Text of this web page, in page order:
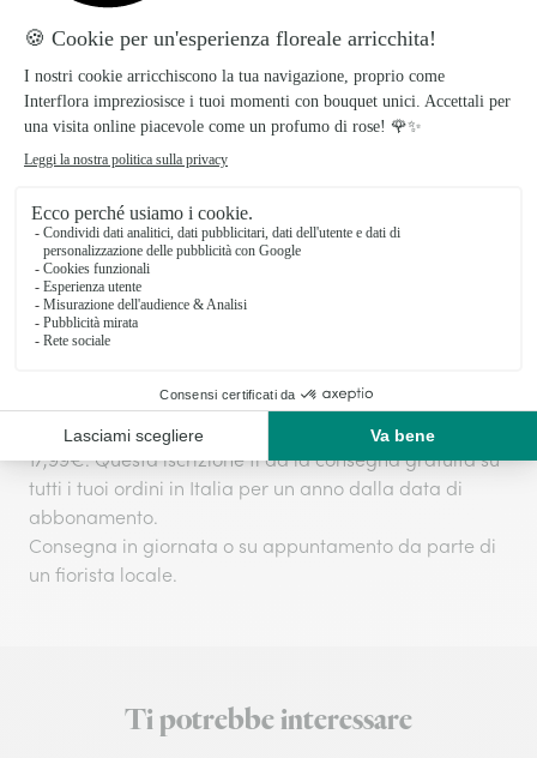
Preparato con amore, consegnato con
cura!
I prodotti Interflora sono preparati e confezionati il
giorno stesso della consegna per garantire la
freschezza dei fiori.
La consegna, in giornata o su appuntamento, viene
effettuata direttamente dai nostri fioristi locali.
Spese di consegna
Interflora + Abbonamento del servizio:
17,99€. Questa iscrizione ti dà la consegna gratuita su
tutti i tuoi ordini in Italia per un anno dalla data di
abbonamento.
Consegna in giornata o su appuntamento da parte di
un fiorista locale.
Ti potrebbe interessare